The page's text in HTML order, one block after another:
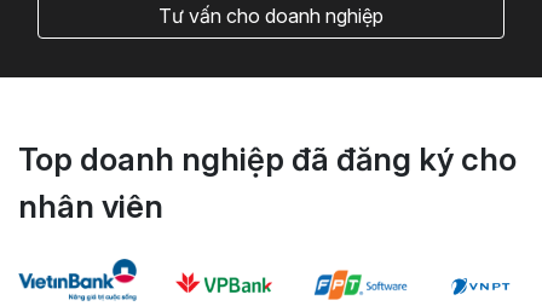
Tư vấn cho doanh nghiệp
Top doanh nghiệp đã đăng ký cho
nhân viên